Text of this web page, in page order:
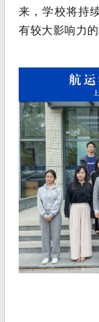
来，学校将持
有较大影响力